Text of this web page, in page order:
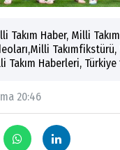
Takım Haber, Milli
Takımfikstürü,
Takım Haberleri,
20:46